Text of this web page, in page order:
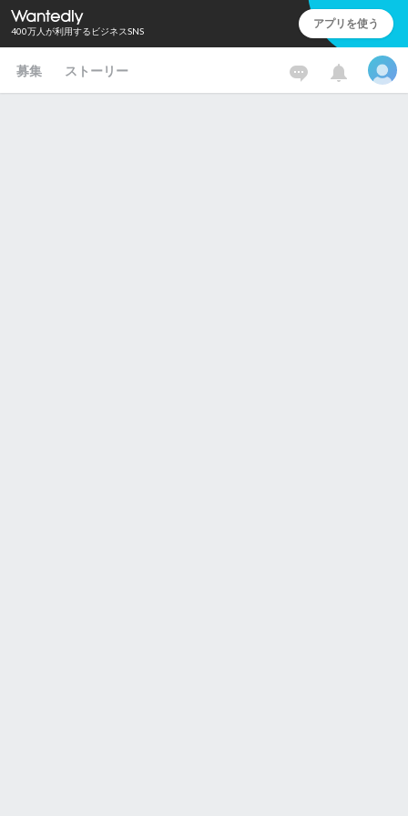
400万人が利用するビジネスSNS アプリを使う
募集 ストーリー